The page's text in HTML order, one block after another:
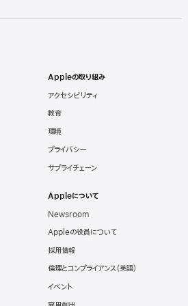
Appleの取り組み
アクセシビリティ
教育
環境
プライバシー
サプライチェーン
Appleについて
Newsroom
Appleの役員について
採用情報
倫理とコンプライアンス（英語）
イベント